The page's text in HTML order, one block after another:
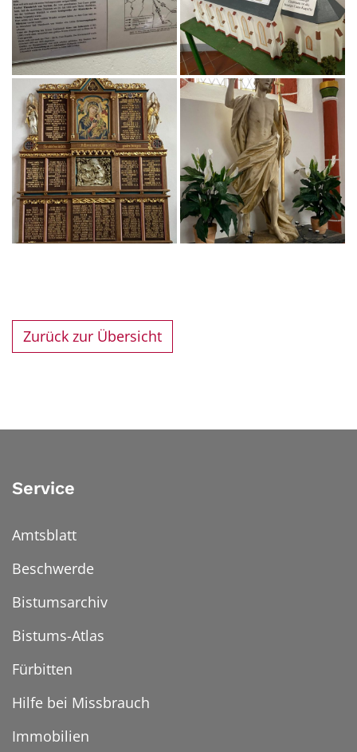
Zurück zur Übersicht
Service
Amtsblatt
Beschwerde
Bistumsarchiv
Bistums-Atlas
Fürbitten
Hilfe bei Missbrauch
Immobilien